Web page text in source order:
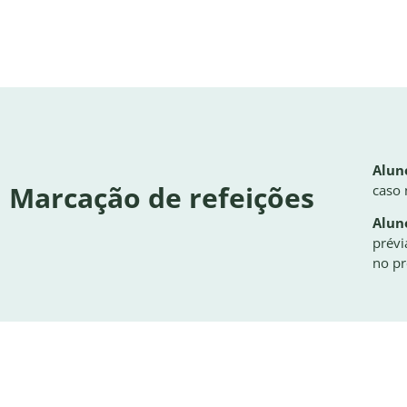
Marcação de refeições
caso
no